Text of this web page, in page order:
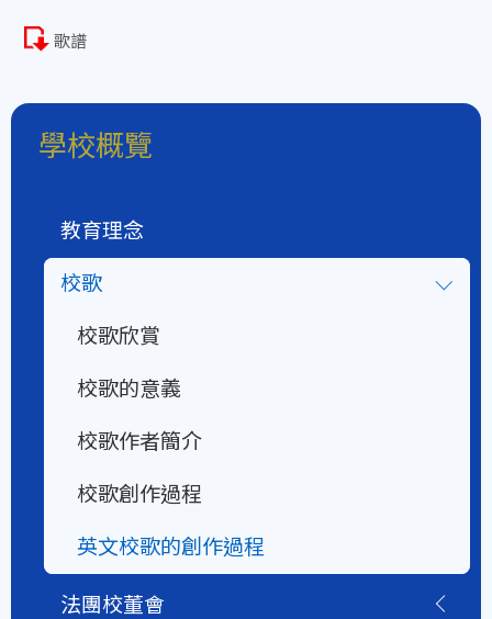
歌譜
學校概覽
教育理念
校歌
校歌欣賞
校歌的意義
校歌作者簡介
校歌創作過程
英文校歌的創作過程
法團校董會